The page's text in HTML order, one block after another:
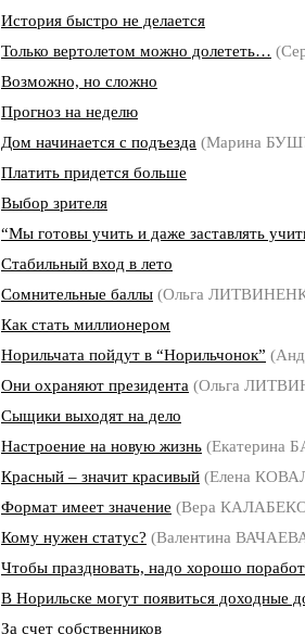
История быстро не делается
Только вертолетом можно долететь…
Возможно, но сложно
Прогноз на неделю
Дом начинается с подъезда (Марина
Платить придется больше
Выбор зрителя
“Мы готовы учить и даже заставлять
Стабильный вход в лето
Сомнительные баллы (Ольга
Как стать миллионером
Норильчата пойдут в “Норильчонок”
Они охраняют президента (Ольга
Сыщики выходят на дело
Настроение на новую жизнь (Екатерина
Красный – значит красивый (Елена
Формат имеет значение (Вера
Кому нужен статус? (Валентина
Чтобы праздновать, надо хорошо
В Норильске могут появиться доходные
За счет собственников